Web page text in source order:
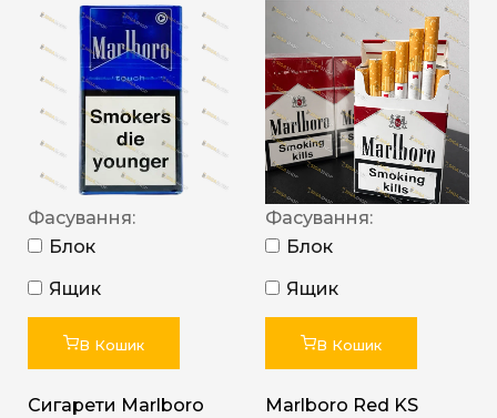
Фасування:
Блок
Ящик
В Кошик
Сигарети Marlboro
Фасування:
Блок
Ящик
В Кошик
Marlboro Red KS